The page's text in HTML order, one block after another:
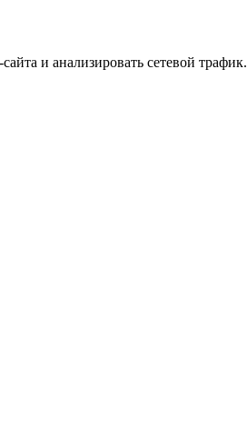
и анализировать сетевой трафик.